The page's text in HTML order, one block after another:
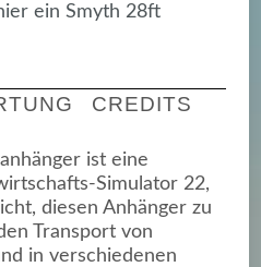
ein Smyth 28ft
CREDITS
ist eine
Simulator 22,
diesen Anhänger zu
Transport von
in verschiedenen